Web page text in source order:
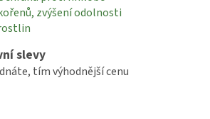
zvýšení odolnosti
slevy
tím výhodnější cenu